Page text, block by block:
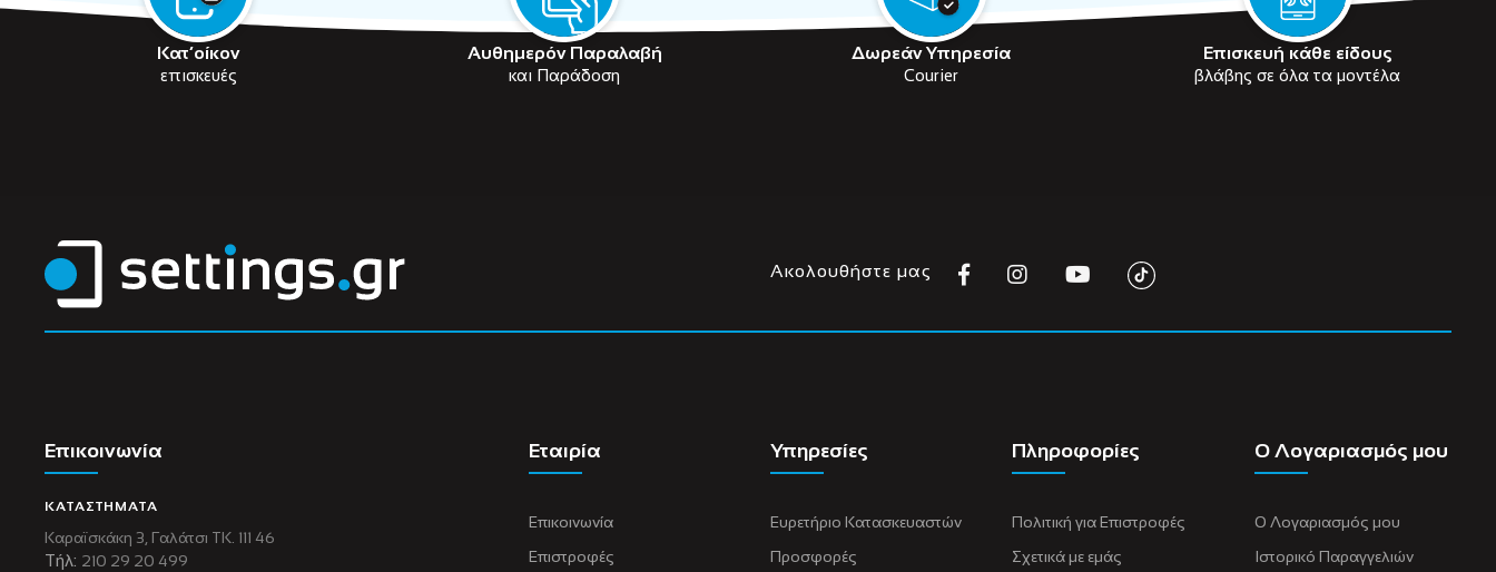
Κατ’οίκον
επισκευές
Αυθημερόν Παραλαβή
και Παράδοση
Δωρεάν Υπηρεσία
Courier
Επισκευή κάθε είδους
βλάβης σε όλα τα μοντέλα
Ακολουθήστε μας
Επικοινωνία
ΚΑΤΑΣΤΗΜΑΤΑ
Καραϊσκάκη 3, Γαλάτσι ΤΚ. 111 46
Τήλ: 210 29 20 499
Εταιρία
Επικοινωνία
Επιστροφές
Υπηρεσίες
Ευρετήριο Κατασκευαστών
Προσφορές
Πληροφορίες
Πολιτική για Eπιστροφές
Σχετικά με εμάς
Ο Λογαριασμός μου
Ο Λογαριασμός μου
Ιστορικό Παραγγελιών